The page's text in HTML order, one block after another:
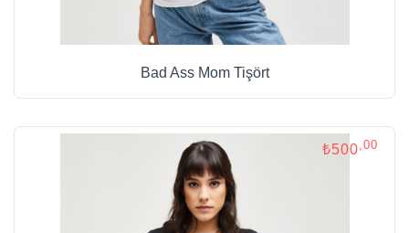
Bad Ass Mom Tişört
₺500 ,00